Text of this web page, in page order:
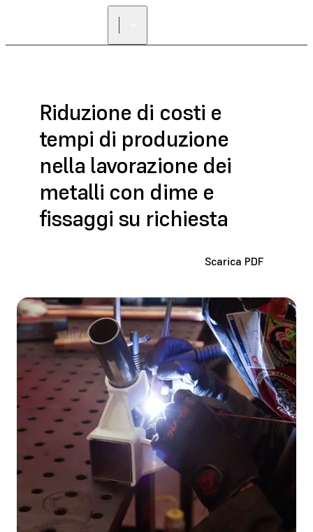
Riduzione di costi e
tempi di produzione
nella lavorazione dei
metalli con dime e
fissaggi su richiesta
Scarica PDF